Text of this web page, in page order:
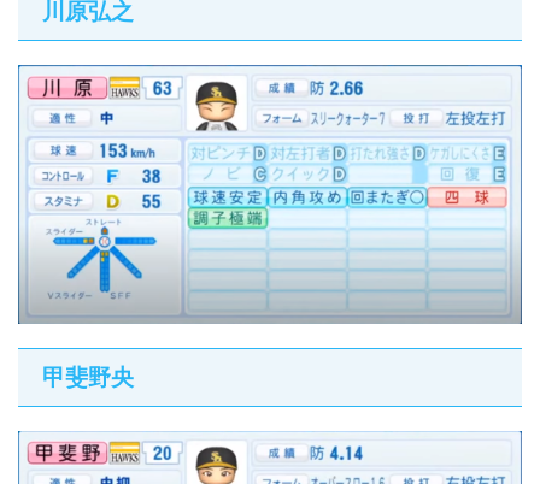
川原弘之
甲斐野央